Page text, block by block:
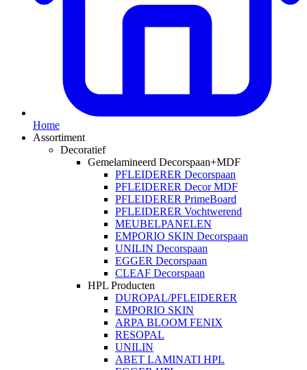
Home
Assortiment
Decoratief
Gemelamineerd Decorspaan+MDF
PFLEIDERER Decorspaan
PFLEIDERER Decor MDF
PFLEIDERER PrimeBoard
PFLEIDERER Vochtwerend
MEUBELPANELEN
EMPORIO SKIN Decorspaan
UNILIN Decorspaan
EGGER Decorspaan
CLEAF Decorspaan
HPL Producten
DUROPAL/PFLEIDERER
EMPORIO SKIN
ARPA BLOOM FENIX
RESOPAL
UNILIN
ABET LAMINATI HPL